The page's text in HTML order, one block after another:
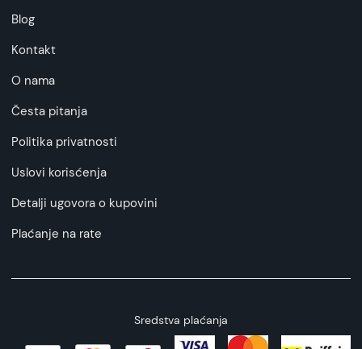
Blog
Kontakt
O nama
Česta pitanja
Politika privatnosti
Uslovi korisćenja
Detalji ugovora o kupovini
Plaćanje na rate
Sredstva plaćanja